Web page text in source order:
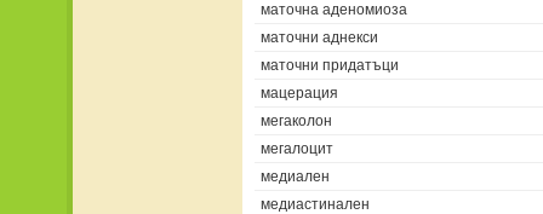
маточна аденомиоза
маточни аднекси
маточни придатъци
мацерация
мегаколон
мегалоцит
медиален
медиастинален